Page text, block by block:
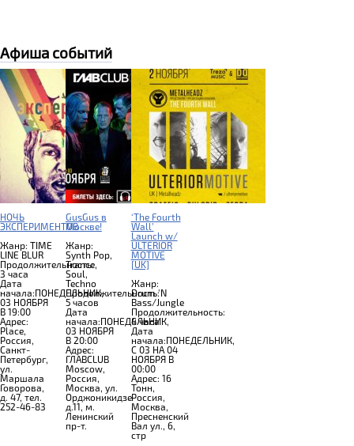
Афиша событий
НОЧЬ
ЭКСПЕРИМЕНТОВ
Жанр: TIME
LINE BLUR
Продолжительность:
3 часа
Дата
начала:ПОНЕДЕЛЬНИК,
03 НОЯБРЯ
В 19:00
Адрес:
Place,
Россия,
Санкт-
Петербург,
ул.
Маршала
Говорова,
д. 47, тел.
252-46-83
GusGus в
Москве!
Жанр:
Synth Pop,
Trance,
Soul,
Techno
Продолжительность:
5 часов
Дата
начала:ПОНЕДЕЛЬНИК,
03 НОЯБРЯ
В 20:00
Адрес:
ГЛАВCLUB
Moscow,
Россия,
Москва, ул.
Орджоникидзе
д.11, м.
Ленинский
пр-т.
‘The Fourth
Wall’
Launch w/
ULTERIOR
MOTIVE
[UK]
Жанр:
Drum 'N
Bass/Jungle
Продолжительность:
4 часа
Дата
начала:ПОНЕДЕЛЬНИК,
C 03 НА 04
НОЯБРЯ В
00:00
Адрес: 16
Тонн,
Россия,
Москва,
Пресненский
Вал ул., 6,
стр